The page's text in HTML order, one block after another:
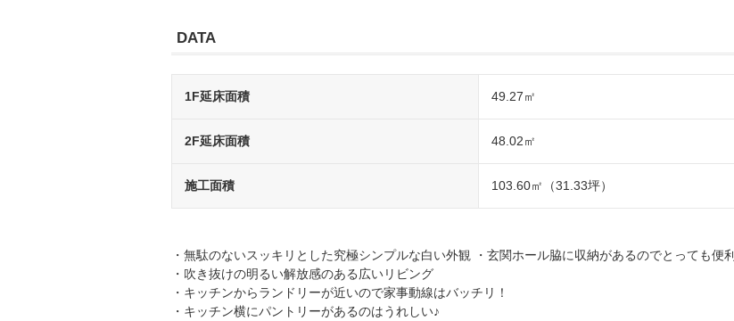
DATA
1F延床面積 49.27㎡
2F延床面積 48.02㎡
施工面積 103.60㎡（31.33坪）
・無駄のないスッキリとした究極シンプルな白い外観 ・玄関ホール脇に収納があるのでとっても便利
・吹き抜けの明るい解放感のある広いリビング
・キッチンからランドリーが近いので家事動線はバッチリ！
・キッチン横にパントリーがあるのはうれしい♪